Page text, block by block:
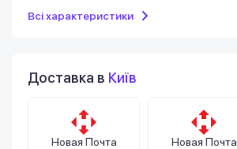
Всі характеристики
Доставка в Київ
Новая Почта Новая Почта